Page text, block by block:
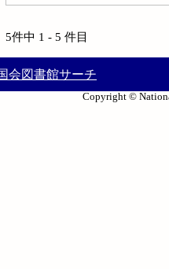
5件中 1 - 5 件目
会図書館サーチ
Copyright ©